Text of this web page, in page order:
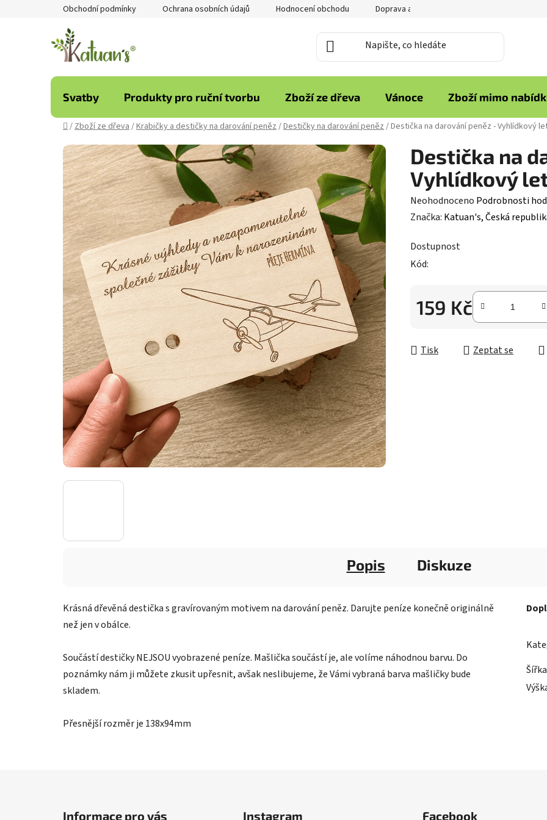
Obchodní podmínky Ochrana osobních údajů Hodnocení obchodu Doprava a platba
Svatby Produkty pro ruční tvorbu Zboží ze dřeva Vánoce Zboží mimo
Domů
/Zboží ze dřeva/Krabičky a destičky na darování peněz/Destičky na darování peněz/Destička na darování peněz - Vyhlídkový
Destička na
Vyhlídkový
Průměrné
hodnocení
je
0,0
hvězdiček.
Neohodnoceno Podrobnosti
Značka: Katuan's, Česká
Dostupnost
Kód:
159 Kč
Tisk Zeptat se
Popis Diskuze
Krásná dřevěná destička s gravírovaným motivem na darování peněz. Darujte peníze konečně originálně
než jen v obálce.
Součástí destičky NEJSOU vyobrazené peníze. Mašlička součástí je, ale volíme náhodnou barvu. Do
poznámky nám ji můžete zkusit upřesnit, avšak neslibujeme, že Vámi vybraná barva mašličky bude
skladem.
Přesnější rozměr je 138x94mm
Šířka
Informace pro vás Instagram Facebook